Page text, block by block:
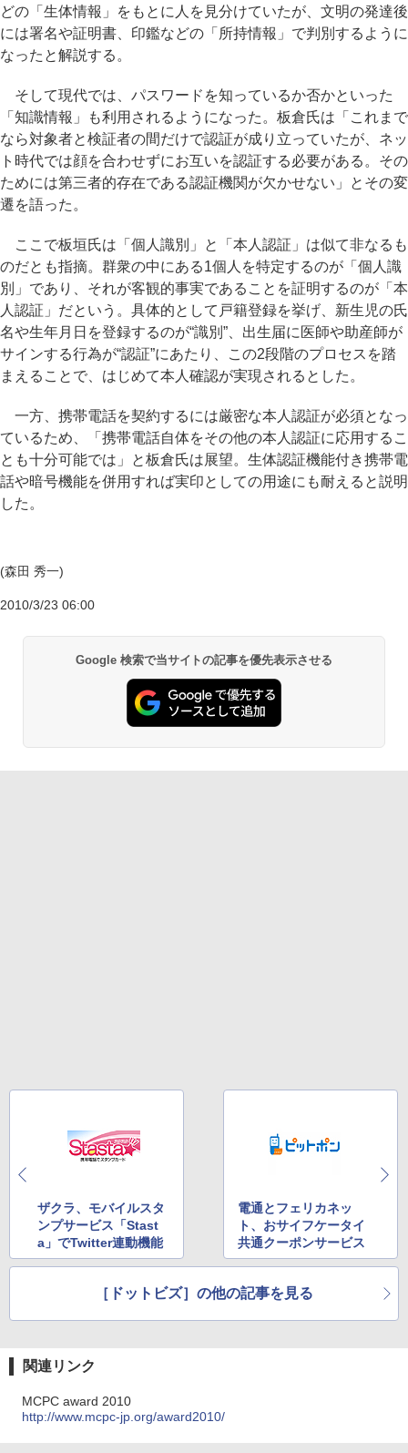
どの「生体情報」をもとに人を見分けていたが、文明の発達後
には署名や証明書、印鑑などの「所持情報」で判別するように
なったと解説する。
そして現代では、パスワードを知っているか否かといった
「知識情報」も利用されるようになった。板倉氏は「これまで
なら対象者と検証者の間だけで認証が成り立っていたが、ネッ
ト時代では顔を合わせずにお互いを認証する必要がある。その
ためには第三者的存在である認証機関が欠かせない」とその変
遷を語った。
ここで板垣氏は「個人識別」と「本人認証」は似て非なるも
のだとも指摘。群衆の中にある1個人を特定するのが「個人識
別」であり、それが客観的事実であることを証明するのが「本
人認証」だという。具体的として戸籍登録を挙げ、新生児の氏
名や生年月日を登録するのが“識別”、出生届に医師や助産師が
サインする行為が“認証”にあたり、この2段階のプロセスを踏
まえることで、はじめて本人確認が実現されるとした。
一方、携帯電話を契約するには厳密な本人認証が必須となっ
ているため、「携帯電話自体をその他の本人認証に応用するこ
とも十分可能では」と板倉氏は展望。生体認証機能付き携帯電
話や暗号機能を併用すれば実印としての用途にも耐えると説明
した。
(森田 秀一)
2010/3/23 06:00
Google 検索で当サイトの記事を優先表示させる
ザクラ、モバイルスタ
ンプサービス「Stast
a」でTwitter連動機能
電通とフェリカネッ
ト、おサイフケータイ
共通クーポンサービス
［ドットビズ］の他の記事を見る
関連リンク
MCPC award 2010
http://www.mcpc-jp.org/award2010/